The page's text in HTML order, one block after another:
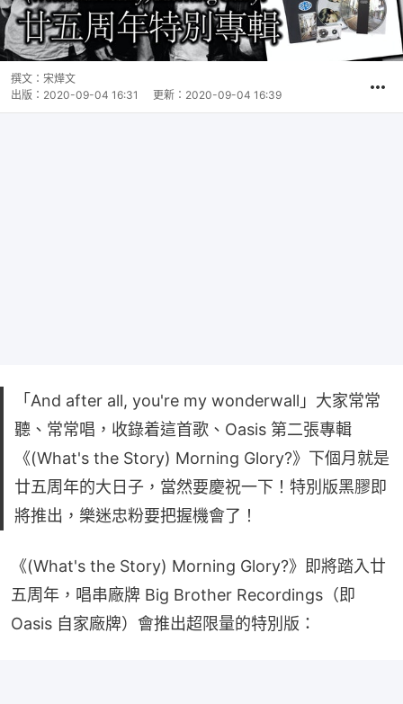
撰文： 宋燁文
出版： 2020-09-04 16:31 更新： 2020-09-04 16:39
「And after all, you're my wonderwall」大家常常
聽、常常唱，收錄着這首歌、Oasis 第二張專輯
《(What's the Story) Morning Glory?》下個月就是
廿五周年的大日子，當然要慶祝一下！特別版黑膠即
將推出，樂迷忠粉要把握機會了！
《(What's the Story) Morning Glory?》即將踏入廿
五周年，唱串廠牌 Big Brother Recordings（即
Oasis 自家廠牌）會推出超限量的特別版：